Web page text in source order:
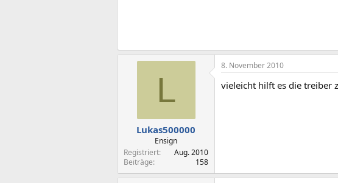
L
Lukas500000
Ensign
Registriert
Aug. 2010
Beiträge
158
8. November 2010
vieleicht hilft es die treiber